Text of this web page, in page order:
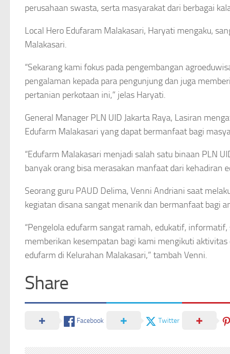
perusahaan swasta, serta masyarakat dari berbagai
Local Hero Edufaram Malakasari, Haryati mengaku,
Malakasari.
“Sekarang kami fokus pada pengembangan
pengalaman kepada para pengunjung dan juga
pertanian perkotaan ini,” jelas Haryati.
General Manager PLN UID Jakarta Raya, Lasiran
Edufarm Malakasari yang dapat bermanfaat bagi
“Edufarm Malakasari menjadi salah satu binaan PLN
banyak orang bisa merasakan manfaat dari kehadiran
Seorang guru PAUD Delima, Venni Andriani saat
kegiatan disana sangat menarik dan bermanfaat bagi
“Pengelola edufarm sangat ramah, edukatif,
memberikan kesempatan bagi kami mengikuti
edufarm di Kelurahan Malakasari,” tambah Venni.
Share
Facebook Twitter